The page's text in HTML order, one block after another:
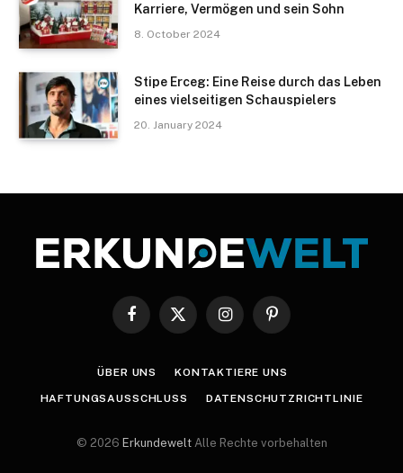
Karriere, Vermögen und sein Sohn
8. October 2024
Stipe Erceg: Eine Reise durch das Leben
eines vielseitigen Schauspielers
20. January 2024
Facebook
X
InstagramPinterest
ÜBER UNS KONTAKTIERE UNS
HAFTUNGSAUSSCHLUSS DATENSCHUTZRICHTLINIE
© 2026 Erkundewelt Alle Rechte vorbehalten